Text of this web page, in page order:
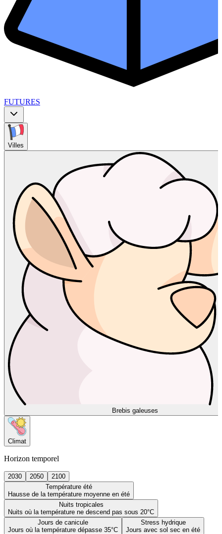
FUTURES
Villes
Brebis galeuses
Climat
Horizon temporel
2030 2050
2100
Température été
Hausse de la température moyenne en été
Nuits tropicales
Nuits où la température ne descend pas sous 20°C
Jours de canicule
Jours où la température dépasse 35°C
Stress hydrique
Jours avec sol sec en été